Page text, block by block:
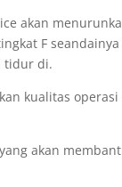
akan
F
tidur di.
kualitas
akan